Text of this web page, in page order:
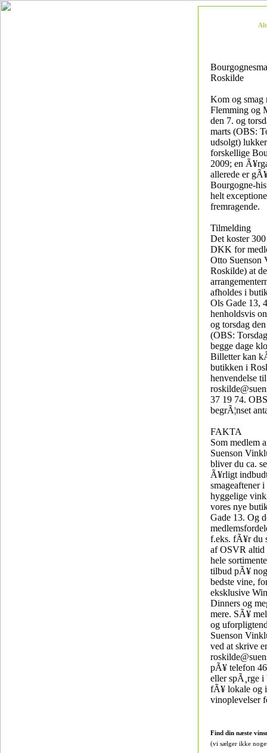
Roskilde
Kom og smag
Flemming og
den 7. og
marts (OBS:
udsolgt)
forskellige
2009; en
allerede er
Bourgogne-
helt
fremragende.
Tilmelding
Det koster
DKK for
Otto Suenson
Roskilde) at
afholdes i
Ols Gade 13,
henholdsvis
og torsdag
(OBS:
begge dage
Billetter kan
butikken i
henvendelse til
37 19 74.
begrÃ¦nset
FAKTA
Som medlem
Suenson
bliver du ca.
Ã¥rligt
smageaftener
hyggelige
vores nye
Gade 13. Og
f.eks. fÃ¥r du
af OSVR altid
hele
tilbud pÃ¥
bedste vine,
eksklusive
Dinners og
mere. SÃ¥
og
Suenson
ved at skrive
pÃ¥ telefon
eller spÃ¸rge
fÃ¥ lokale og
vinoplevelser
Find din næste
(vi sælger ikke